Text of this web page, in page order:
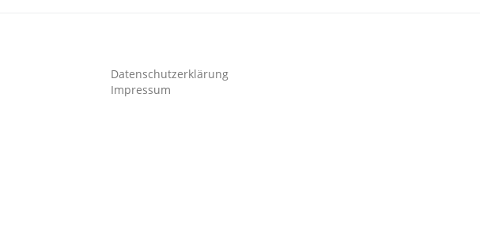
Datenschutzerklärung
Impressum